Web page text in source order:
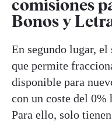
comisiones
Bonos y
En segundo lugar,
que permite
disponible para
con un coste del 0%
Para ello, solo